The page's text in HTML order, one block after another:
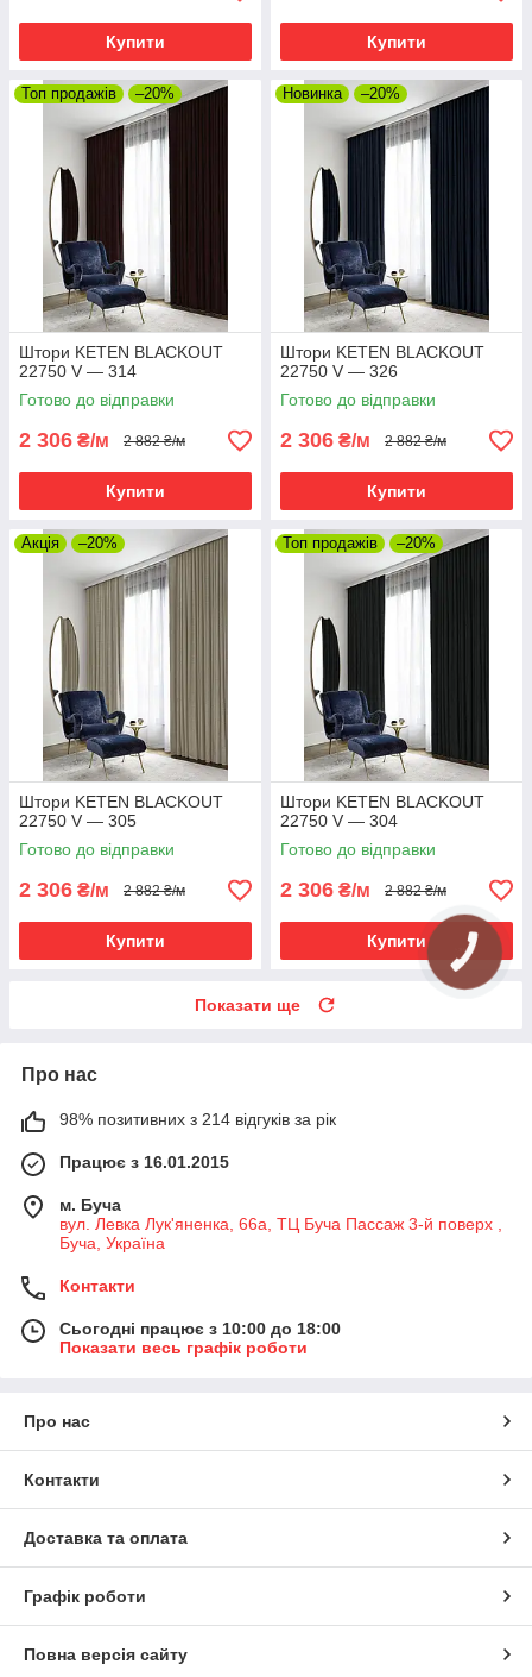
Купити Купити
Топ продажів –20%
Штори KETEN BLACKOUT
22750 V — 314
Готово до відправки
2 306 ₴/м 2 882 ₴/м
Купити
Новинка –20%
Штори KETEN BLACKOUT
22750 V — 326
Готово до відправки
2 306 ₴/м 2 882 ₴/м
Купити
Акція –20%
Штори KETEN BLACKOUT
22750 V — 305
Готово до відправки
2 306 ₴/м 2 882 ₴/м
Купити
Топ продажів –20%
Штори KETEN BLACKOUT
22750 V — 304
Готово до відправки
2 306 ₴/м 2 882 ₴/м
Купити
Показати ще
Про нас
98% позитивних з 214 відгуків за рік
Працює з 16.01.2015
м. Буча
вул. Левка Лук'яненка, 66а, ТЦ Буча Пассаж 3-й поверх ,
Буча, Україна
Контакти
Сьогодні працює з 10:00 до 18:00
Показати весь графік роботи
Про нас
Контакти
Доставка та оплата
Графік роботи
Повна версія сайту